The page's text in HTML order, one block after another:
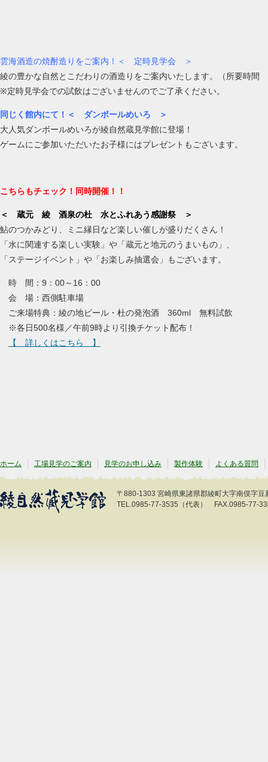
雲海酒造の焼酎造りをご案内！＜ 定時見学会 ＞
綾の豊かな自然とこだわりの酒造りをご案内いたします。（所要時間
※定時見学会での試飲はございませんのでご了承ください。
同じく館内にて！＜ ダンボールめいろ ＞
大人気ダンボールめいろが綾自然蔵見学館に登場！
ゲームにご参加いただいたお子様にはプレゼントもございます。
こちらもチェック！同時開催！！
＜ 蔵元 綾 酒泉の杜 水とふれあう感謝祭 ＞
鮎のつかみどり、ミニ縁日など楽しい催しが盛りだくさん！
「水に関連する楽しい実験」や「蔵元と地元のうまいもの」、
「ステージイベント」や「お楽しみ抽選会」もございます。
時 間：9：00～16：00
会 場：西側駐車場
ご来場特典：綾の地ビール・杜の発泡酒 360ml 無料試飲
※各日500名様／午前9時より引換チケット配布！
【 詳しくはこちら 】
ホーム 工場見学のご案内 見学のお申し込み 製作体験 よくある質問
〒880-1303 宮崎県東諸県郡綾町大字南俣字豆
TEL.0985-77-3535（代表） FAX.0985-77-